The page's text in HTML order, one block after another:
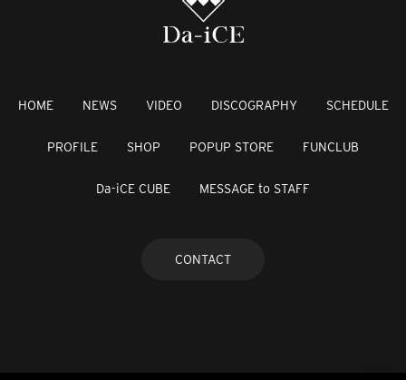
HOME NEWS VIDEO DISCOGRAPHY SCHEDULE
PROFILE SHOP POPUP STORE FUNCLUB
Da-iCE CUBE MESSAGE to STAFF
CONTACT